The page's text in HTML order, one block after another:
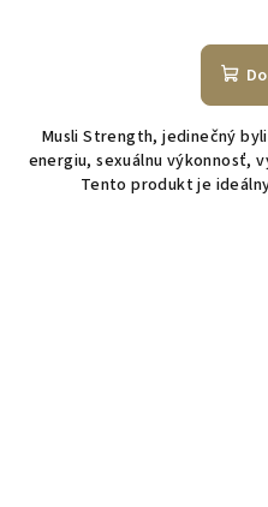
Musli Strength, jedinečný
energiu, sexuálnu výkonnosť,
Tento produkt je